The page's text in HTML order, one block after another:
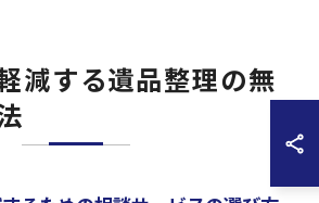
減する遺品整理の無